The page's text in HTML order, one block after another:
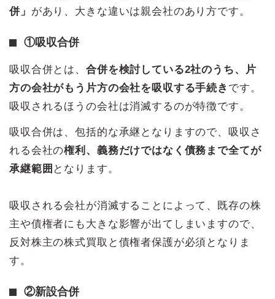
併」 があり、大きな違いは親会社のあり方です。
①吸収合併
吸収合併とは、 合併を検討している2社のうち、片
方の会社がもう片方の会社を吸収する手続き です。
吸収されるほうの会社は消滅するのが特徴です。
吸収合併は、包括的な承継となりますので、吸収さ
れる会社の権利、義務だけではなく債務まで全てが
承継範囲 となります。
吸収される会社が消滅することによって、既存の株
主や債権者にも大きな影響が出てしまいますので、
反対株主の株式買取と債権者保護が必須となりま
す。
②新設合併